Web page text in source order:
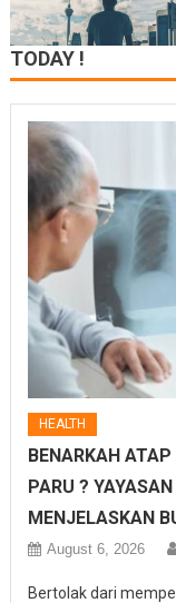
TODAY !
HEALTH
BENARKAH
PARU ?
MENJELASKAN
August 6, 2026
Bertolak dari